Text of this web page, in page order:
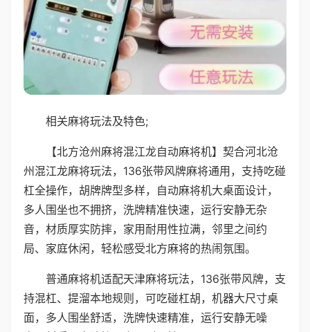
相关麻将玩法及特色;
【北方沧州麻将混江龙自动麻将机】契合河北沧
州混江龙麻将玩法，136张带风牌麻将通用，支持吃碰
杠全操作，胡牌牌型多样，自动麻将机大桌面设计，
多人围坐也不拥挤，洗牌精准快速，运行安静无杂
音，材质厚实防摔，家用耐用性拉满，邻里之间约
局、家庭休闲，轻松感受北方麻将的热闹氛围。
普通麻将机适配天津麻将玩法，136张带风牌，支
持混杠、提溜本地规则，可吃碰杠胡，机器大尺寸桌
面，多人围坐舒适，洗牌快速精准，运行安静无噪